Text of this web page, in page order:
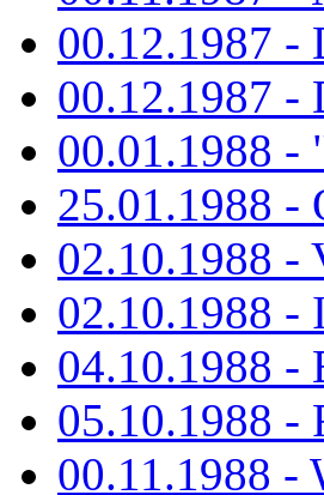
00.12.1987 -
00.12.1987 -
00.01.1988
25.01.1988 -
02.10.1988 -
02.10.1988 -
04.10.1988 -
05.10.1988 -
00.11.1988 -